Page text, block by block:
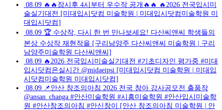
08.09 🔥🔥잠시후 4시부터 우수작 공개🔥🔥 🔥2026 전국입시미
술실기대전 [미대입시닷컴 미술학원 | 미대입시닷컴미술학원 미
대입시닷컴]
08.09 🏆 수상작, 다시 한 번 만나보세요! 다산씨앤씨 학생들의
본상 수상작 재현작을 [구리남양주 다산씨앤씨 미술학원 | 구리
남양주미술학원 다산씨앤씨]
08.09 🔥2026 전국입시미술실기대전 #기초디자인 평가중 #미대
입시닷컴은실시간 @midaeipsi [미대입시닷컴 미술학원 | 미대입
시닷컴미술학원 미대입시닷컴]
08.09 📌안산 창조의아침 2026 전국 창아 강사공모전 출품작
@ansan_changa #안산미술학원 #시흥미술학원 #안산입시미술학
원 #안산창조의아침 #안신창이 [안산 창조의아침 미술학원 | 안